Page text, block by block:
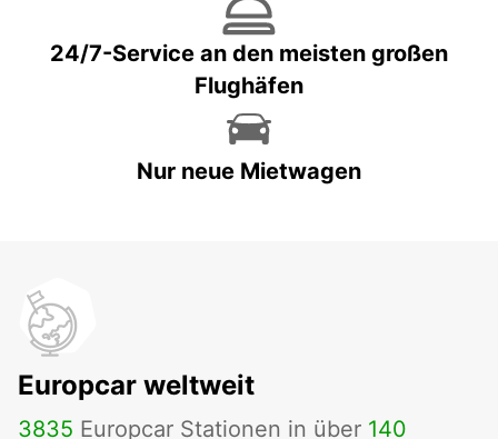
24/7-Service an den meisten großen
Flughäfen
Nur neue Mietwagen
Europcar weltweit
3835 Europcar Stationen in über 140